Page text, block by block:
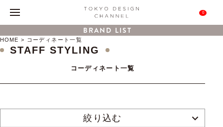
0
BRAND LIST
HOME コーディネート一覧
STAFF STYLING
コーディネート一覧
絞り込む